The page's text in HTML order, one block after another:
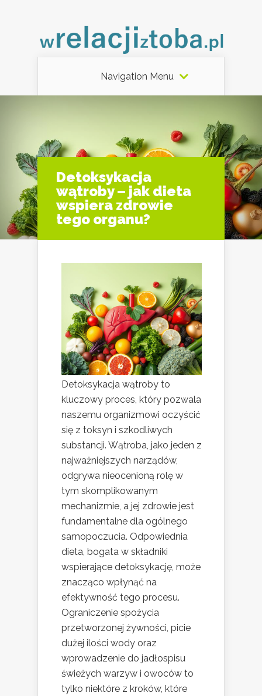
Navigation Menu
Detoksykacja
wątroby – jak dieta
wspiera zdrowie
tego organu?
Detoksykacja wątroby to
kluczowy proces, który pozwala
naszemu organizmowi oczyścić
się z toksyn i szkodliwych
substancji. Wątroba, jako jeden z
najważniejszych narządów,
odgrywa nieocenioną rolę w
tym skomplikowanym
mechanizmie, a jej zdrowie jest
fundamentalne dla ogólnego
samopoczucia. Odpowiednia
dieta, bogata w składniki
wspierające detoksykację, może
znacząco wpłynąć na
efektywność tego procesu.
Ograniczenie spożycia
przetworzonej żywności, picie
dużej ilości wody oraz
wprowadzenie do jadłospisu
świeżych warzyw i owoców to
tylko niektóre z kroków, które